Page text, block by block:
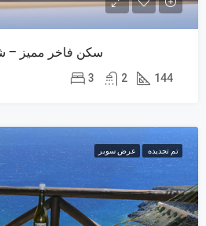
سكن فاخر مميز –
3 2 144
تم تجديده عرض سوبر